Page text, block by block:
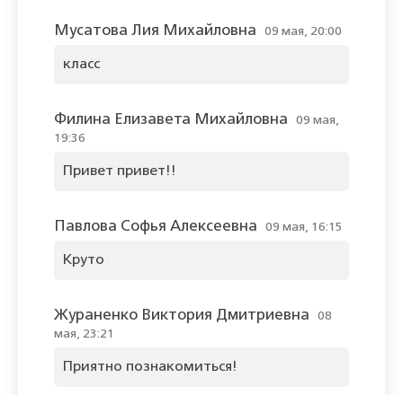
Мусатова Лия Михайловна 09 мая, 20:00
класс
Филина Елизавета Михайловна
09 мая,
19:36
Привет привет!!
Павлова Софья Алексеевна 09 мая, 16:15
Круто
Жураненко Виктория Дмитриевна
08
мая, 23:21
Приятно познакомиться!